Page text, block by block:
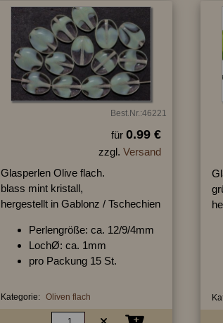
Best.Nr.:46221
für 0.99 €
zzgl. Versand
Glasperlen Olive flach.
blass mint kristall,
hergestellt in Gablonz / Tschechien
Perlengröße: ca. 12/9/4mm
LochØ: ca. 1mm
pro Packung 15 St.
Kategorie: Oliven flach